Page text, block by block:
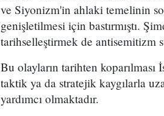
ve Siyonizm'in ahlaki temelinin
genişletilmesi için bastırmıştı.
tarihselleştirmek de antisemitizm
Bu olayların tarihten
taktik ya da stratejik kaygılarla
yardımcı olmaktadır.